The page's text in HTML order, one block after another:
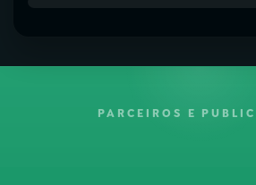
PARCEIROS E